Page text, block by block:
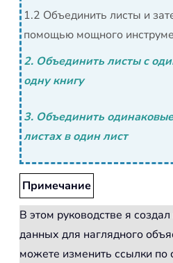
1.2 Объединить листы и
помощью мощного
2. Объединить листы с
одну книгу
3. Объединить
листах в один лист
Примечание
В этом руководстве я
данных для наглядного
можете изменить ссылки по